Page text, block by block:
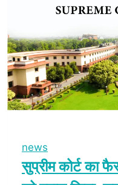
news
सुप्रीम कोर्ट